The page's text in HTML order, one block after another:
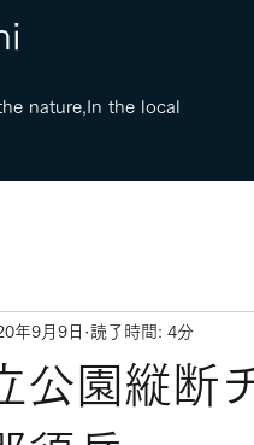
nature,In the local
公園縦
年9月9日 読了時間: 4分